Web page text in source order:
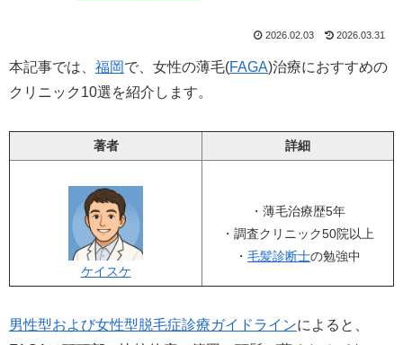
2026.02.03 2026.03.31
本記事では、 福岡で、女性の薄毛(FAGA)治療におすすめの
クリニック10選を紹介します。
著者 詳細
ケイスケ
・薄毛治療歴5年
・調査クリニック50院以上
・ 毛髪診断士の勉強中
男性型および女性型脱毛症診療ガイドラインによると、